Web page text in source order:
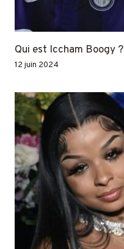
Qui est Iccham Boogy ?
12 juin 2024